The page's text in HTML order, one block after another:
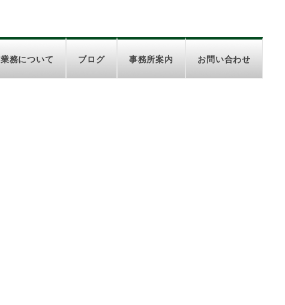
業務について ブログ 事務所案内 お問い合わせ